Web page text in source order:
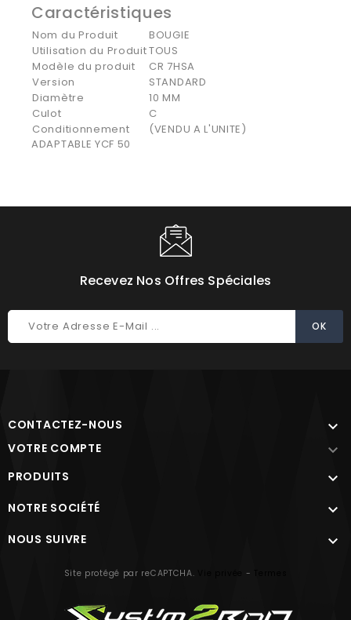
Caractéristiques
Nom du Produit
BOUGIE
Utilisation du ProduitTOUS
Modèle du produit
CR 7HSA
Version
STANDARD
Diamètre
10 MM
Culot
C
Conditionnement
(VENDU A L'UNITE)
ADAPTABLE YCF 50
Recevez Nos Offres Spéciales
CONTACTEZ-NOUS 
VOTRE COMPTE 
PRODUITS 
NOTRE SOCIÉTÉ 
NOUS SUIVRE 
Site protégé par reCAPTCHA. -